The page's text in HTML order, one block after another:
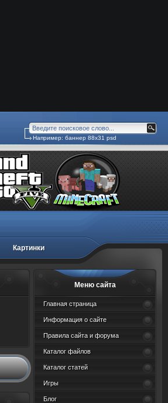
Например: баннер 88х31 psd
Картинки
Меню сайта
Главная страница
Информация о сайте
Правила сайта и форума
Каталог файлов
Каталог статей
Игры
Блог
НОВЫЙ МАТЕРИАЛ